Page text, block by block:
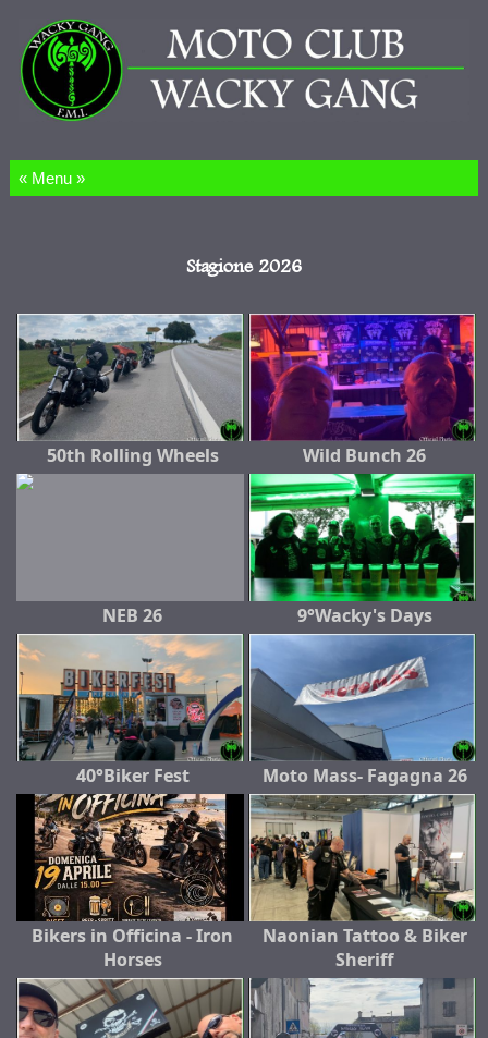
Salta al contenuto
Stagione 2026
50th Rolling Wheels Wild Bunch 26
NEB 26 9°Wacky's Days
40°Biker Fest Moto Mass- Fagagna 26
Bikers in Officina - Iron
Horses
Naonian Tattoo & Biker
Sheriff